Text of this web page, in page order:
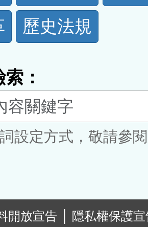
歷史法規
：
設定方式，敬請參
開放宣告
隱私權保護